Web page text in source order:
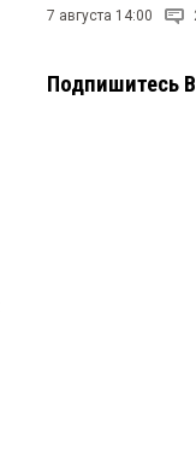
7 августа 14:00
Подпишитесь